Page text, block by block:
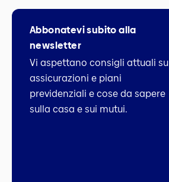
Abbonatevi subito alla
newsletter
Vi aspettano consigli attuali su
assicurazioni e piani
previdenziali e cose da sapere
sulla casa e sui mutui.